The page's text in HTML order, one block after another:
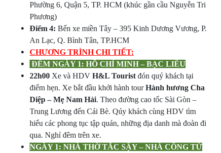
Phường 6, Quận 5, TP. HCM (khúc gần cầu Nguyễn Tri
Phương)
Điểm 4: Bến xe miền Tây – 395 Kinh Dương Vương, P.
An Lạc, Q. Bình Tân, TP.HCM
CHƯƠNG TRÌNH CHI TIẾT:
ĐÊM NGÀY 1: HỒ CHÍ MINH – BẠC LIÊU
22h00 Xe và HDV H&L Tourist đón quý khách tại
điểm hẹn. Xe bắt đầu khởi hành tourHành hương Cha
Diệp – Mẹ Nam Hải. Theo đường cao tốc Sài Gòn –
Trung Lương đến Cái Bè. Qúy khách cùng HDV tìm
hiểu các phong tục tập quán, những địa danh mà đoàn đi
qua. Nghỉ đêm trên xe.
NGÀY 1: NHÀ THỜ TẮC SẬY – NHÀ CÔNG TỬ